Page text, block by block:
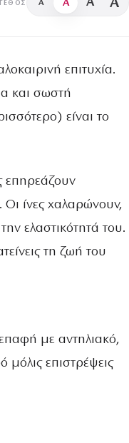
A A
επιτυχία.
και σωστή
είναι το
επηρεάζουν
ίνες χαλαρώνουν,
ελαστικότητά του.
τη ζωή του
με αντηλιακό,
επιστρέψεις